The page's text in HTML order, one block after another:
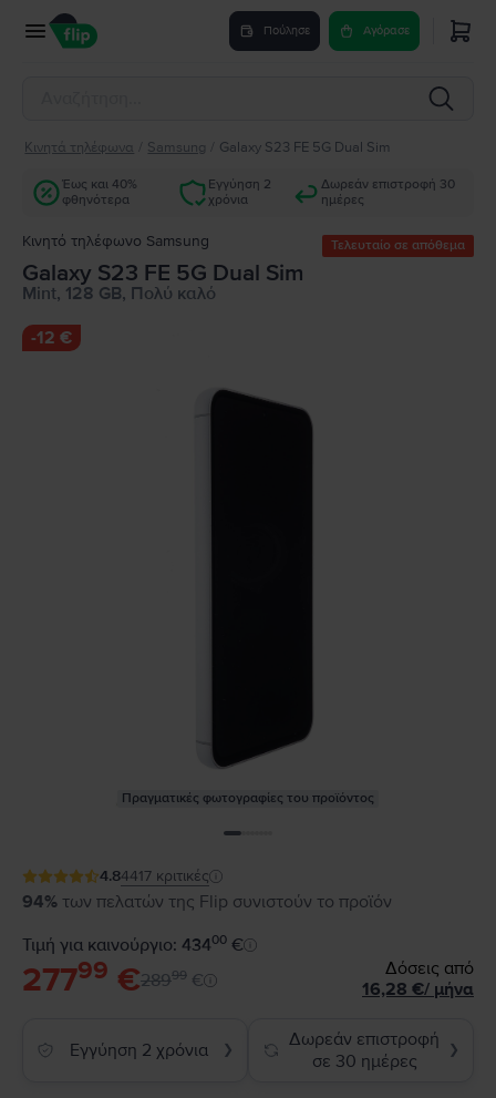
Πούλησε Αγόρασε
Κινητά τηλέφωνα Samsung Galaxy S23 FE 5G Dual Sim
Έως και 40%
φθηνότερα
Εγγύηση 2
χρόνια
Δωρεάν επιστροφή 30
ημέρες
Κινητό τηλέφωνο Samsung Τελευταίο σε απόθεμα
Galaxy S23 FE 5G Dual Sim
Mint, 128 GB, Πολύ καλό
-12 €
Πραγματικές φωτογραφίες του προϊόντος
4.84417 κριτικές
94% των πελατών της Flip συνιστούν το προϊόν
Τιμή για καινούργιο: 43400 €
27799 €28999 €
Δόσεις από
16,28 €/ μήνα
Εγγύηση 2 χρόνια ❯
Δωρεάν επιστροφή
σε 30 ημέρες
❯